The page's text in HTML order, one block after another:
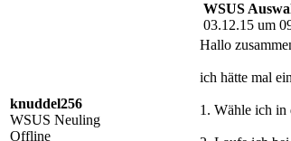
knuddel256
WSUS Neuling
Offline
WSUS
03.12.15 um
Hallo
ich hätte mal
1. Wähle ich in